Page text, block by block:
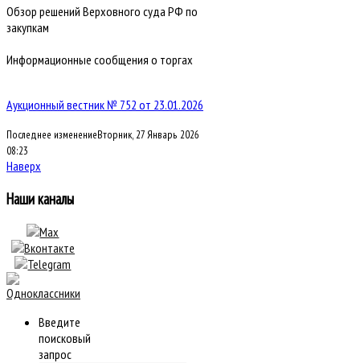
Обзор решений Верховного суда РФ по
закупкам
Информационные сообщения о торгах
Аукционный вестник № 752 от 23.01.2026
Последнее изменениеВторник, 27 Январь 2026
08:23
Наверх
Наши каналы
Введите
поисковый
запрос